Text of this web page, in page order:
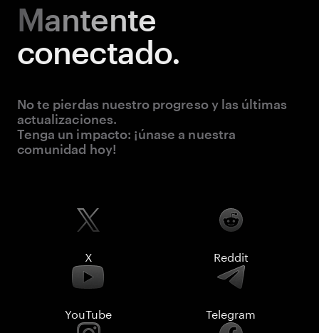
Mantente
conectado.
No te pierdas nuestro progreso y las últimas
actualizaciones.
Tenga un impacto: ¡únase a nuestra
comunidad hoy!
X Reddit
YouTube Telegram